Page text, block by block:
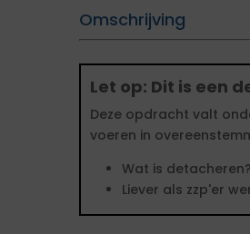
Omschrijving
Let op: Dit is een
Deze opdracht valt
voeren in
Wat is detacheren?
Liever als zzp'er